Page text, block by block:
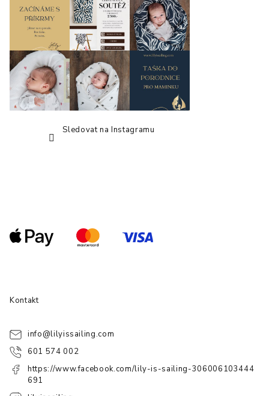
Sledovat na Instagramu
Kontakt
info@lilyissailing.com
601 574 002
https://www.facebook.com/lily-is-sailing-306006103444
691